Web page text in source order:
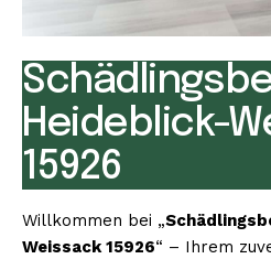
Heideblick-
15926
Willkommen bei „
Weissack 15926“ – Ihrem